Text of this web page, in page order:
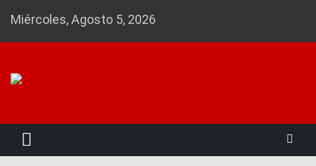
Miércoles, Agosto 5, 2026